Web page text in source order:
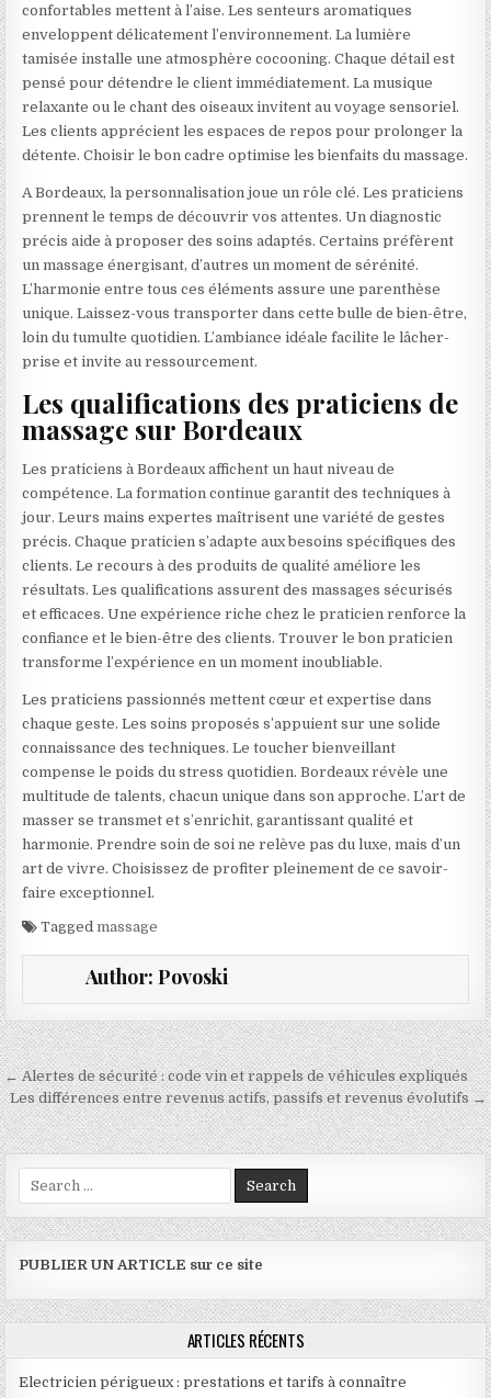
confortables mettent à l’aise. Les senteurs aromatiques
enveloppent délicatement l’environnement. La lumière
tamisée installe une atmosphère cocooning. Chaque détail est
pensé pour détendre le client immédiatement. La musique
relaxante ou le chant des oiseaux invitent au voyage sensoriel.
Les clients apprécient les espaces de repos pour prolonger la
détente. Choisir le bon cadre optimise les bienfaits du massage.
A Bordeaux, la personnalisation joue un rôle clé. Les praticiens
prennent le temps de découvrir vos attentes. Un diagnostic
précis aide à proposer des soins adaptés. Certains préfèrent
un massage énergisant, d’autres un moment de sérénité.
L’harmonie entre tous ces éléments assure une parenthèse
unique. Laissez-vous transporter dans cette bulle de bien-être,
loin du tumulte quotidien. L’ambiance idéale facilite le lâcher-
prise et invite au ressourcement.
Les qualifications des praticiens de
massage sur Bordeaux
Les praticiens à Bordeaux affichent un haut niveau de
compétence. La formation continue garantit des techniques à
jour. Leurs mains expertes maîtrisent une variété de gestes
précis. Chaque praticien s’adapte aux besoins spécifiques des
clients. Le recours à des produits de qualité améliore les
résultats. Les qualifications assurent des massages sécurisés
et efficaces. Une expérience riche chez le praticien renforce la
confiance et le bien-être des clients. Trouver le bon praticien
transforme l’expérience en un moment inoubliable.
Les praticiens passionnés mettent cœur et expertise dans
chaque geste. Les soins proposés s’appuient sur une solide
connaissance des techniques. Le toucher bienveillant
compense le poids du stress quotidien. Bordeaux révèle une
multitude de talents, chacun unique dans son approche. L’art de
masser se transmet et s’enrichit, garantissant qualité et
harmonie. Prendre soin de soi ne relève pas du luxe, mais d’un
art de vivre. Choisissez de profiter pleinement de ce savoir-
faire exceptionnel.
Taggedmassage
Author: Povoski
Navigation de l’article
← Alertes de sécurité : code vin et rappels de véhicules expliqués
Les différences entre revenus actifs, passifs et revenus évolutifs →
Search for:
PUBLIER UN ARTICLE sur ce site
ARTICLES RÉCENTS
Electricien périgueux : prestations et tarifs à connaître